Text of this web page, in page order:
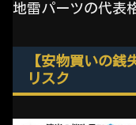
地雷パーツの代表
【安物買いの銭
リスク